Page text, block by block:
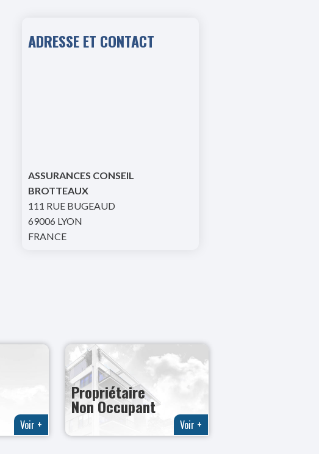
ADRESSE ET CONTACT
ASSURANCES CONSEIL
BROTTEAUX
111 RUE BUGEAUD
69006 LYON
FRANCE
Voir +
Propriétaire
Non Occupant
Voir +